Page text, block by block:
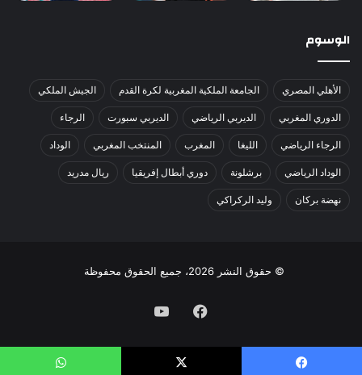
الوسوم
الأهلي المصري الجامعة الملكية المغربية لكرة القدم الجيش الملكي
الدوري المغربي الديربي الرياضي الديربي سبورت الرجاء
الرجاء الرياضي الليغا المغرب المنتخب المغربي الوداد
الوداد الرياضي برشلونة دوري أبطال إفريقيا ريال مدريد
نهضة بركان وليد الركراكي
© حقوق النشر 2026، جميع الحقوق محفوظة
فيسبوك